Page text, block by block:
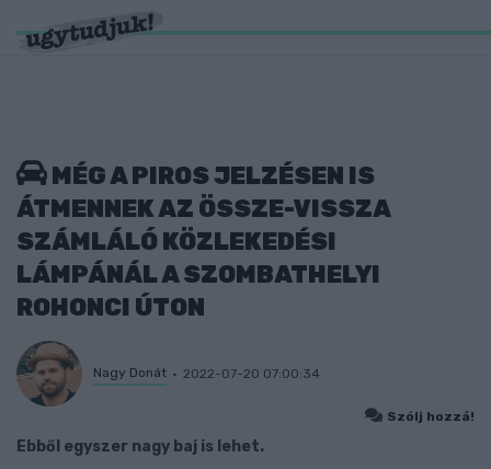
MÉG A PIROS JELZÉSEN IS
ÁTMENNEK AZ ÖSSZE-VISSZA
SZÁMLÁLÓ KÖZLEKEDÉSI
LÁMPÁNÁL A SZOMBATHELYI
ROHONCI ÚTON
Nagy Donát 2022-07-20 07:00:34
Szólj hozzá!
Ebből egyszer nagy baj is lehet.